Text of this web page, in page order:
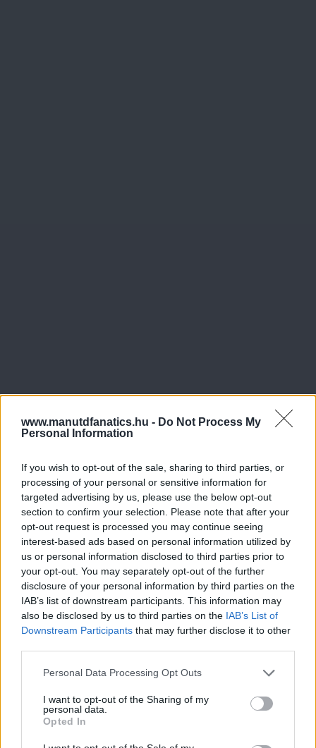
www.manutdfanatics.hu - Do Not Process My
Personal Information
If you wish to opt-out of the sale, sharing to third parties, or
processing of your personal or sensitive information for
targeted advertising by us, please use the below opt-out
section to confirm your selection. Please note that after your
opt-out request is processed you may continue seeing
interest-based ads based on personal information utilized by
us or personal information disclosed to third parties prior to
your opt-out. You may separately opt-out of the further
disclosure of your personal information by third parties on the
IAB’s list of downstream participants. This information may
also be disclosed by us to third parties on the IAB’s List of
Downstream Participants that may further disclose it to other
Please note that this website/app uses one or more Google
not limited to your visit or usage behaviour. You may click to
grant or deny consent to Google and its third-party tags to
use your data for below specified purposes in below Google
consent section.
Personal Data Processing Opt Outs
I want to opt-out of the Sharing of my
personal data.
Opted In